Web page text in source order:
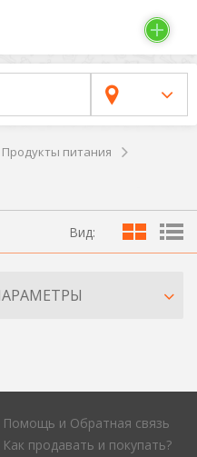
Продукты питания
Вид:
Помощь и Обратная связь
Как продавать и покупать?